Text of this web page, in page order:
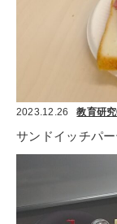
2023.12.26 教育研
サンドイッチパー